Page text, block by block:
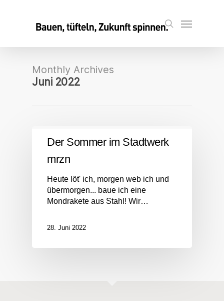
search
Menu
Monthly Archives
Juni 2022
Der Sommer im Stadtwerk
mrzn
Heute löt' ich, morgen web ich und
übermorgen... baue ich eine
Mondrakete aus Stahl! Wir…
28. Juni 2022